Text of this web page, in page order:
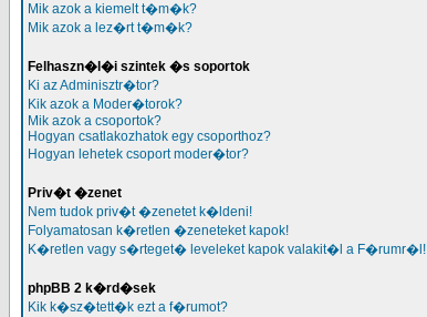
Mik azok a kiemelt t�m�k?
Mik azok a lez�rt t�m�k?
Felhaszn�l�i szintek �s soportok
Ki az Adminisztr�tor?
Kik azok a Moder�torok?
Mik azok a csoportok?
Hogyan csatlakozhatok egy csoporthoz?
Hogyan lehetek csoport moder�tor?
Priv�t �zenet
Nem tudok priv�t �zenetet k�ldeni!
Folyamatosan k�retlen �zeneteket kapok!
K�retlen vagy s�rteget� leveleket kapok valakit�l a F�rumr�l!
phpBB 2 k�rd�sek
Kik k�sz�tett�k ezt a f�rumot?